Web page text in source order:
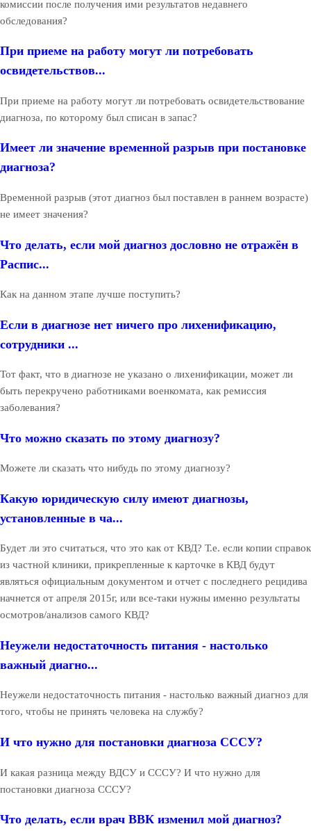
комиссии после получения ими результатов недавнего
обследования?
При приеме на работу могут ли потребовать
освидетельствов...
При приеме на работу могут ли потребовать освидетельствование
диагноза, по которому был списан в запас?
Имеет ли значение временной разрыв при постановке
диагноза?
Временной разрыв (этот диагноз был поставлен в раннем возрасте)
не имеет значения?
Что делать, если мой диагноз дословно не отражён в
Распис...
Как на данном этапе лучше поступить?
Если в диагнозе нет ничего про лихенификацию,
сотрудники ...
Тот факт, что в диагнозе не указано о лихенификации, может ли
быть перекручено работниками военкомата, как ремиссия
заболевания?
Что можно сказать по этому диагнозу?
Можете ли сказать что нибудь по этому диагнозу?
Какую юридическую силу имеют диагнозы,
установленные в ча...
Будет ли это считаться, что это как от КВД? Т.е. если копии справок
из частной клиники, прикрепленные к карточке в КВД будут
являться официальным документом и отчет с последнего рецидива
начнется от апреля 2015г, или все-таки нужны именно результаты
осмотров/анализов самого КВД?
Неужели недостаточность питания - настолько
важный диагно...
Неужели недостаточность питания - настолько важный диагноз для
того, чтобы не принять человека на службу?
И что нужно для постановки диагноза СССУ?
И какая разница между ВДСУ и СССУ? И что нужно для
постановки диагноза СССУ?
Что делать, если врач ВВК изменил мой диагноз?